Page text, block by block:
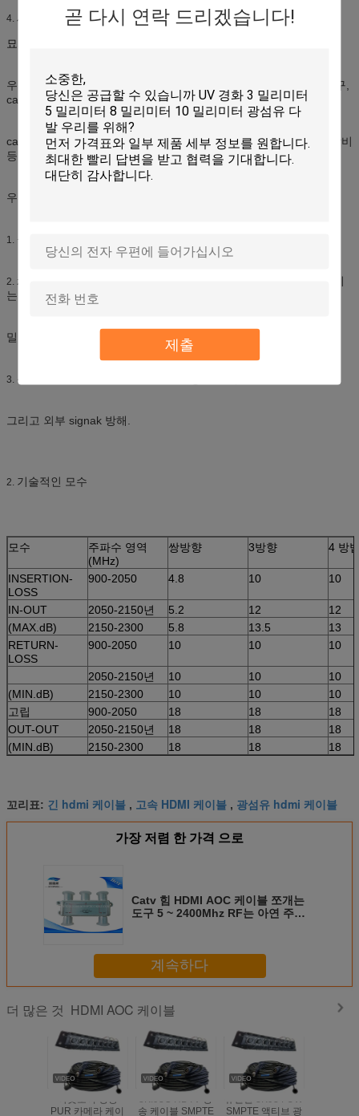
곧 다시 연락 드리겠습니다!
제출
4. 세륨, RoHS, ISO9001
묘사:
우리는 중국에 있는 CATV 선에서, 우리 제안합니다 catv 쪼개는 도구,
catv 증폭기, catv 광학 수신기를 입니다,
catv 광학 전송기, catv 광학 스위치, EDFA의 catv 변조기, 디지털 장비
등.
우리의 catv 힘 쪼개는 도구 특징:
1. 설치하게 쉬운, 잘 인공위성 신호의 요구에 응할 수 있습니다.
2. zince 합금 포탄 통합 사용하기, 덮개를 가공하는 지상 니켈 꼬집히
는 펀치의 사용
밀봉되는 방수 페인트.
3. 신호 누설을 방지하는 보호의 방수 좋은 성적 그리고 고차
그리고 외부 signak 방해.
2. 기술적인 모수
모수
주파수 영역
(MHz)
쌍방향 3방향 4 방
INSERTION-
LOSS
900-2050 4.8 10 10
IN-OUT 2050-2150년 5.2 12
12
(MAX.dB)
2150-2300 5.8 13.5
13
RETURN-
LOSS
900-2050 10 10 10
2050-2150년 10 10
10
(MIN.dB)
2150-2300 10 10
10
고립
900-2050 18 18
18
OUT-OUT
2050-2150년 18 18
18
(MIN.dB)
2150-2300 18 18 18
꼬리표: 긴 hdmi 케이블 , 고속 HDMI 케이블 , 광섬유 hdmi 케이블
가장 저렴 한 가격 으로
Catv 힘 HDMI AOC 케이블 쪼개는
도구 5 ~ 2400Mhz RF는 아연 주물
계속하다
더 많은 것 HDMI AOC 케이블
아웃도어 방송
PUR 카메라 케이
3K.93C HDTV 방
송 케이블 SMPTE
유연한 3K93 FUW
SMPTE 액티브 광